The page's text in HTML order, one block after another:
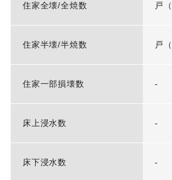
住家全壊/全焼数 戸
住家半壊/半焼数 戸
住家一部損壊数 -
床上浸水数 -
床下浸水数 -